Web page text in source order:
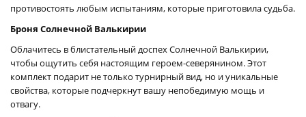
противостоять любым испытаниям, которые приготовила судьба.
Броня Солнечной Валькирии
Облачитесь в блистательный доспех Солнечной Валькирии,
чтобы ощутить себя настоящим героем-северянином. Этот
комплект подарит не только турнирный вид, но и уникальные
свойства, которые подчеркнут вашу непобедимую мощь и
отвагу.